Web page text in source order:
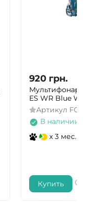
920 грн.
Мультифонарь
ES WR Blue
Артикул
В наличии
x 3 мес.
Купить